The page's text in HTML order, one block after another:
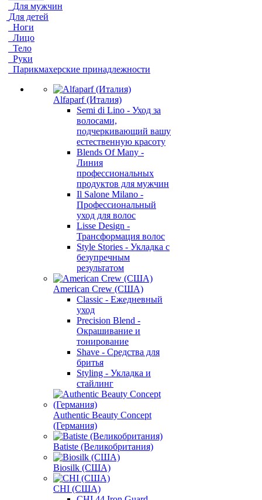
Для мужчин
Для детей
Ноги
Лицо
Тело
Руки
Парикмахерские принадлежности
Alfaparf (Италия)
Semi di Lino - Уход за
волосами,
подчеркивающий вашу
естественную красоту
Blends Of Many -
Линия
профессиональных
продуктов для мужчин
Il Salone Milano -
Профессиональный
уход для волос
Lisse Design -
Трансформация волос
Style Stories - Укладка с
безупречным
результатом
American Crew (США)
Classic - Ежедневный
уход
Precision Blend -
Окрашивание и
тонирование
Shave - Средства для
бритья
Styling - Укладка и
стайлинг
Authentic Beauty Concept
(Германия)
Batiste (Великобритания)
Biosilk (США)
CHI (США)